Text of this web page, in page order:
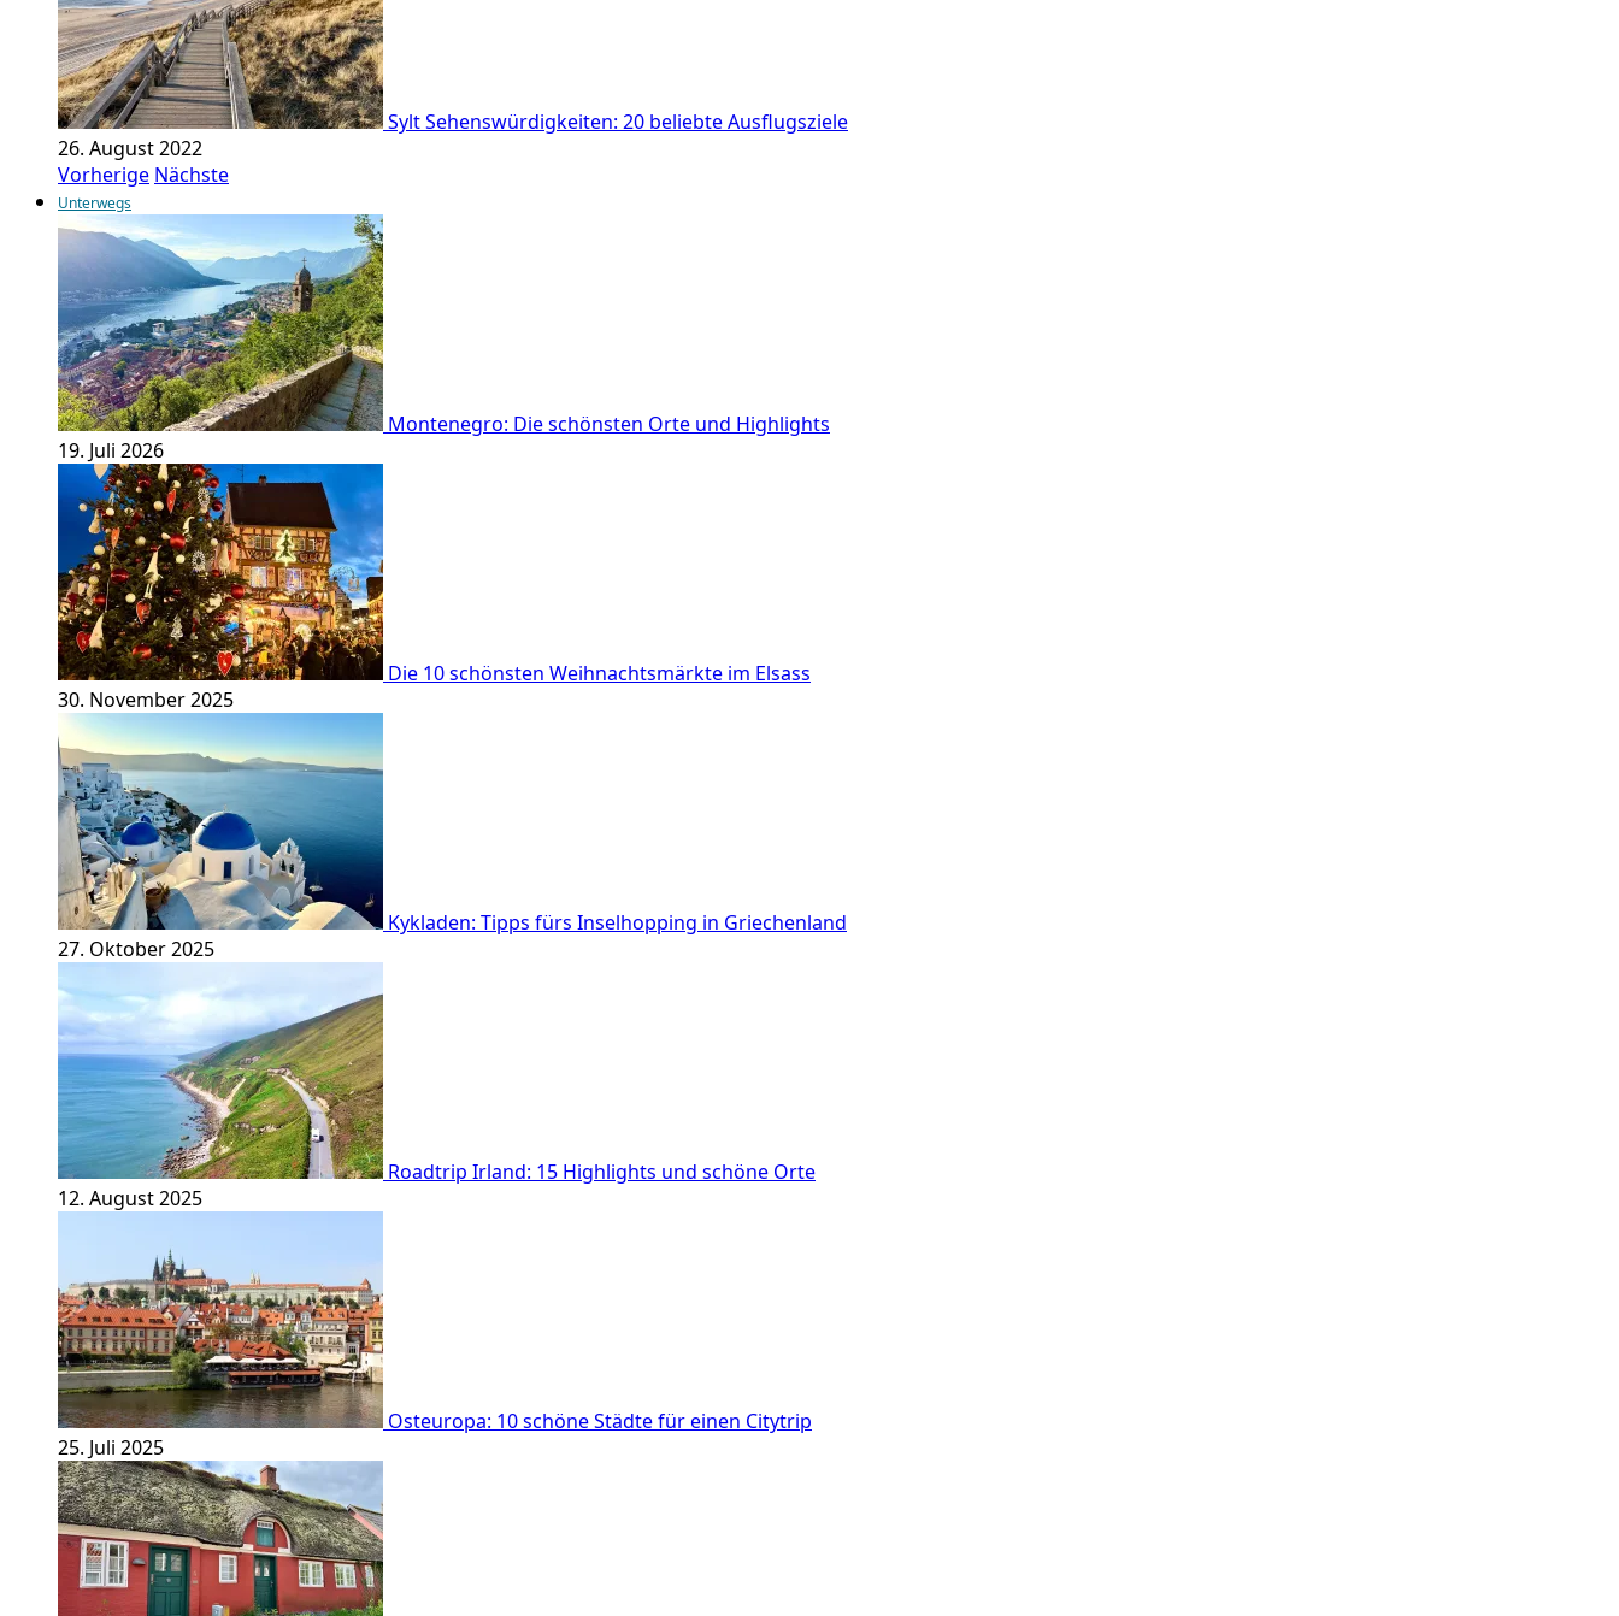
Sylt Sehenswürdigkeiten: 20 beliebte Ausflugsziele
26. August 2022
Vorherige Nächste
Unterwegs
Montenegro: Die schönsten Orte und Highlights
19. Juli 2026
Die 10 schönsten Weihnachtsmärkte im Elsass
30. November 2025
Kykladen: Tipps fürs Inselhopping in Griechenland
27. Oktober 2025
Roadtrip Irland: 15 Highlights und schöne Orte
12. August 2025
Osteuropa: 10 schöne Städte für einen Citytrip
25. Juli 2025